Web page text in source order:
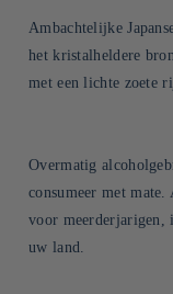
Ambachtelijke
het kristalheldere
met een lichte zoete
Overmatig
consumeer met
voor meerderjarigen,
uw land.